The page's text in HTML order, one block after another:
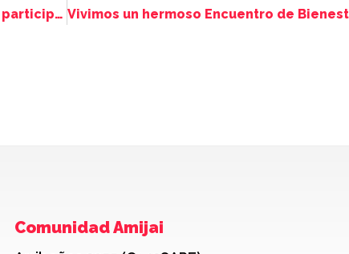
Más de 400 pastores evangélicos participaron en Buenos Aires del encuentro “Argentina Ama a Israel”
Comunidad Amijai